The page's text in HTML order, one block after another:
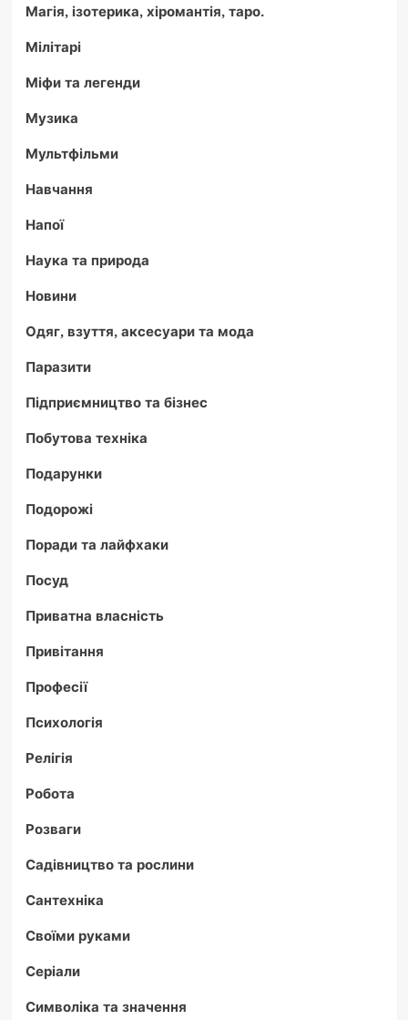
Магія, ізотерика, хіромантія, таро.
Мілітарі
Міфи та легенди
Музика
Мультфільми
Навчання
Напої
Наука та природа
Новини
Одяг, взуття, аксесуари та мода
Паразити
Підприємництво та бізнес
Побутова техніка
Подарунки
Подорожі
Поради та лайфхаки
Посуд
Приватна власність
Привітання
Професії
Психологія
Релігія
Робота
Розваги
Садівництво та рослини
Сантехніка
Своїми руками
Серіали
Символіка та значення